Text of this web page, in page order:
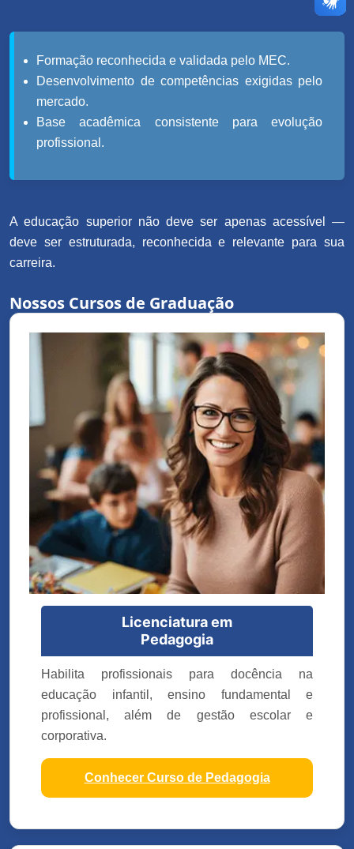
Formação reconhecida e validada pelo MEC.
Desenvolvimento de competências exigidas pelo
mercado.
Base acadêmica consistente para evolução
profissional.
A educação superior não deve ser apenas acessível —
deve ser estruturada, reconhecida e relevante para sua
carreira.
Nossos Cursos de Graduação
Licenciatura em
Pedagogia
Habilita profissionais para docência na
educação infantil, ensino fundamental e
profissional, além de gestão escolar e
corporativa.
Conhecer Curso de Pedagogia